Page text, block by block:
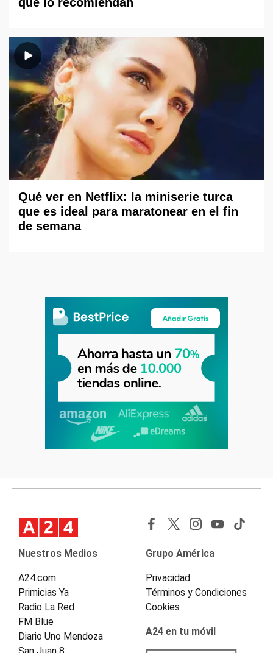
Qué ver en Netflix: la miniserie turca
que es ideal para maratonear en el fin
de semana
Nuestros Medios
A24.com
Primicias Ya
Radio La Red
FM Blue
Diario Uno Mendoza
Grupo América
Privacidad
Términos y Condiciones
Cookies
A24 en tu móvil